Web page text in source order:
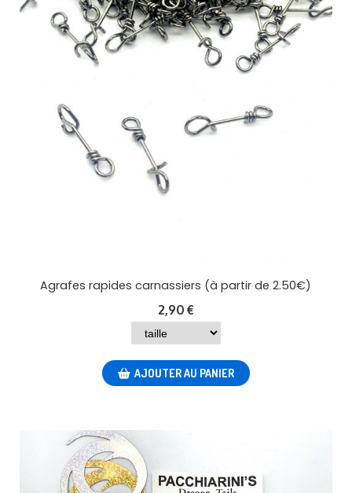
Agrafes rapides carnassiers (à partir de 2.50€)
2,90 €
AJOUTER AU PANIER